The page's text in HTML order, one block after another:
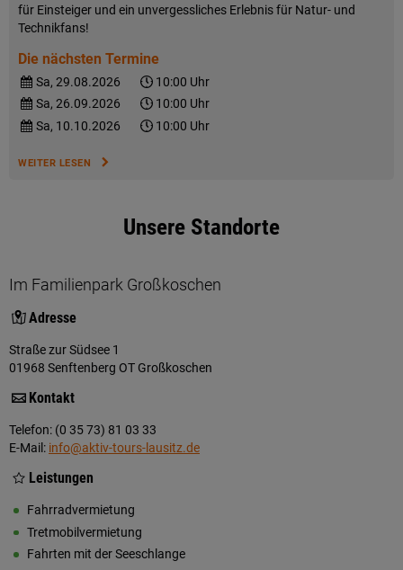
für Einsteiger und ein unvergessliches Erlebnis für Natur- und
Technikfans!
Die nächsten Termine
Sa, 29.08.2026
10:00 Uhr
Sa, 26.09.2026
10:00 Uhr
Sa, 10.10.2026
10:00 Uhr
WEITER LESEN
Unsere Standorte
Im Familienpark Großkoschen
Adresse
Straße zur Südsee 1
01968 Senftenberg OT Großkoschen
Kontakt
Telefon: (0 35 73) 81 03 33
E-Mail: info@aktiv-tours-lausitz.de
Leistungen
Fahrradvermietung
Tretmobilvermietung
Fahrten mit der Seeschlange